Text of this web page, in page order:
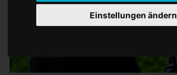
Einstellungen ändern